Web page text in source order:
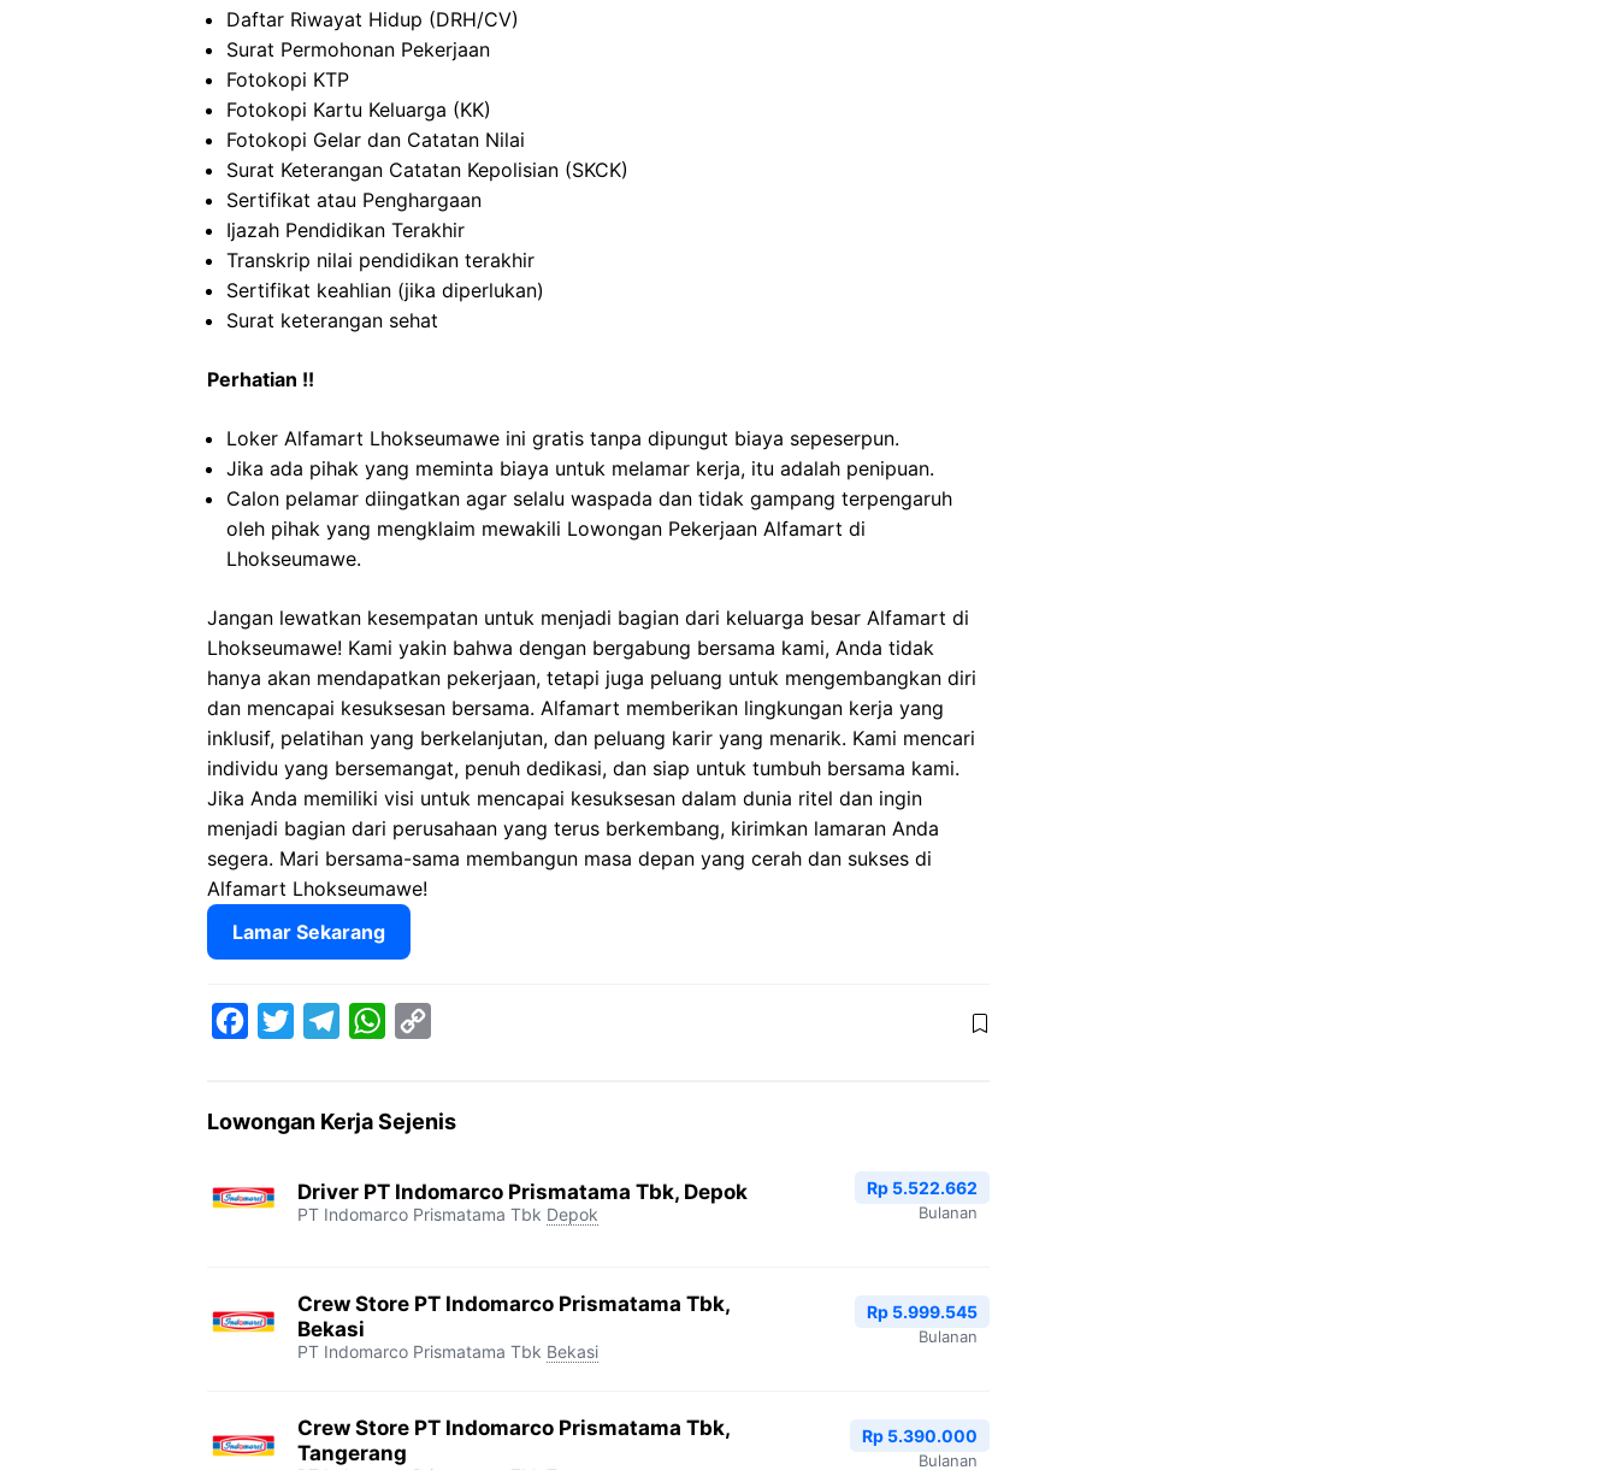
Daftar Riwayat Hidup (DRH/CV)
Surat Permohonan Pekerjaan
Fotokopi KTP
Fotokopi Kartu Keluarga (KK)
Fotokopi Gelar dan Catatan Nilai
Surat Keterangan Catatan Kepolisian (SKCK)
Sertifikat atau Penghargaan
Ijazah Pendidikan Terakhir
Transkrip nilai pendidikan terakhir
Sertifikat keahlian (jika diperlukan)
Surat keterangan sehat
Perhatian !!
Loker Alfamart Lhokseumawe ini gratis tanpa dipungut biaya sepeserpun.
Jika ada pihak yang meminta biaya untuk melamar kerja, itu adalah penipuan.
Calon pelamar diingatkan agar selalu waspada dan tidak gampang terpengaruh
oleh pihak yang mengklaim mewakili Lowongan Pekerjaan Alfamart di
Lhokseumawe.
Jangan lewatkan kesempatan untuk menjadi bagian dari keluarga besar Alfamart di
Lhokseumawe! Kami yakin bahwa dengan bergabung bersama kami, Anda tidak
hanya akan mendapatkan pekerjaan, tetapi juga peluang untuk mengembangkan diri
dan mencapai kesuksesan bersama. Alfamart memberikan lingkungan kerja yang
inklusif, pelatihan yang berkelanjutan, dan peluang karir yang menarik. Kami mencari
individu yang bersemangat, penuh dedikasi, dan siap untuk tumbuh bersama kami.
Jika Anda memiliki visi untuk mencapai kesuksesan dalam dunia ritel dan ingin
menjadi bagian dari perusahaan yang terus berkembang, kirimkan lamaran Anda
segera. Mari bersama-sama membangun masa depan yang cerah dan sukses di
Alfamart Lhokseumawe!
Lamar Sekarang
e
o
t
e
e
r
W
t
A
y
i
Lowongan Kerja Sejenis
Driver PT Indomarco Prismatama Tbk, Depok
PT Indomarco Prismatama Tbk Depok
Rp 5.522.662
Bulanan
Crew Store PT Indomarco Prismatama Tbk,
Bekasi
PT Indomarco Prismatama Tbk Bekasi
Rp 5.999.545
Bulanan
Crew Store PT Indomarco Prismatama Tbk,
Tangerang
Rp 5.390.000
Bulanan